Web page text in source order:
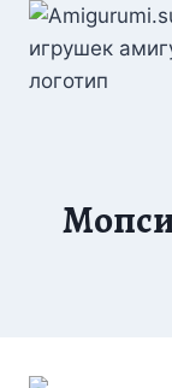
Перейти
содержимому